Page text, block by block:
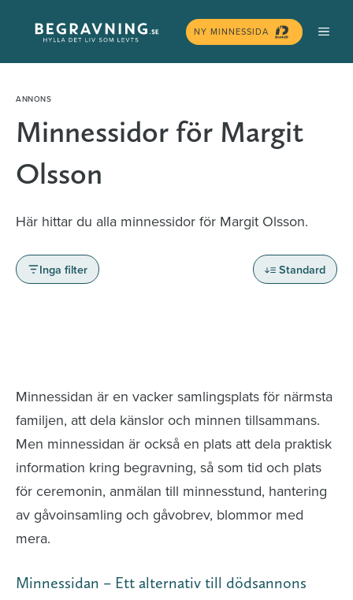
innehåll
NY MINNESSIDA
Minnessidor för Margit
Olsson
Här hittar du alla minnessidor för Margit Olsson.
Inga filter Standard
Minnessidan är en vacker samlingsplats för närmsta
familjen, att dela känslor och minnen tillsammans.
Men minnessidan är också en plats att dela praktisk
information kring begravning, så som tid och plats
för ceremonin, anmälan till minnesstund, hantering
av gåvoinsamling och gåvobrev, blommor med
mera.
Minnessidan – Ett alternativ till dödsannons